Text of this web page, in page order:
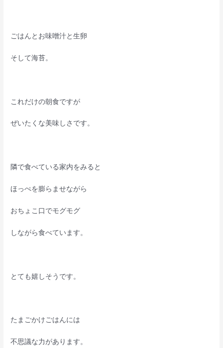
ごはんとお味噌汁と生卵
そして海苔。
これだけの朝食ですが
ぜいたくな美味しさです。
隣で食べている家内をみると
ほっぺを膨らませながら
おちょこ口でモグモグ
しながら食べています。
とても嬉しそうです。
たまごかけごはんには
不思議な力があります。